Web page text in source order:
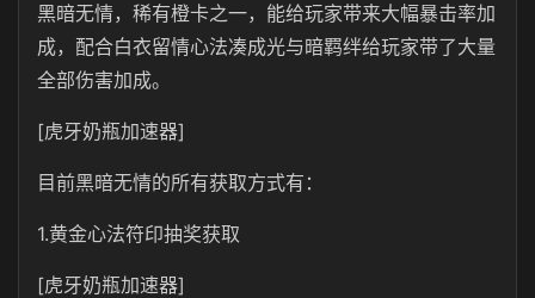
黑暗无情，稀有橙卡之一，能给玩家带来大幅暴击率加
成，配合白衣留情心法凑成光与暗羁绊给玩家带了大量
全部伤害加成。
[虎牙奶瓶加速器]
目前黑暗无情的所有获取方式有：
1.黄金心法符印抽奖获取
[虎牙奶瓶加速器]